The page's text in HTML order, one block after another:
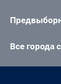
Все города